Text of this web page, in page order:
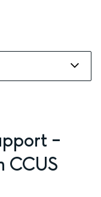
–
CCUS